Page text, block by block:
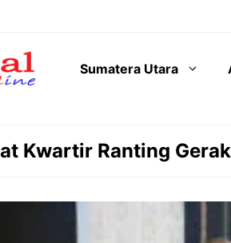
Sumatera Utara
Kwartir Ranting